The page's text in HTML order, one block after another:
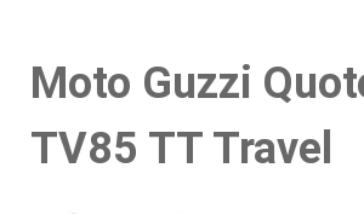
Moto Guzzi
TV85 TT Travel